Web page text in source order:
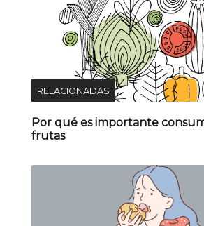
RELACIONADAS
Por qué es importante
frutas